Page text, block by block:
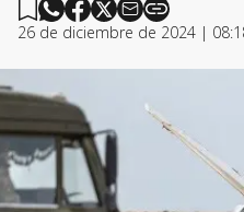
26 de diciembre de 2024 |